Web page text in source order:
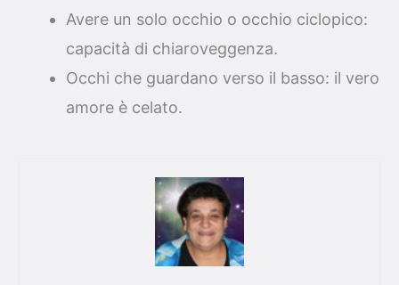
Avere un solo occhio o occhio ciclopico:
capacità di chiaroveggenza.
Occhi che guardano verso il basso: il vero
amore è celato.